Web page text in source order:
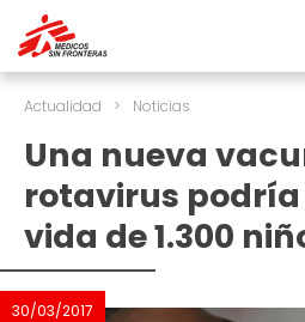
Actualidad > Noticias
Una nueva
rotavirus
vida de 1.300
30/03/2017